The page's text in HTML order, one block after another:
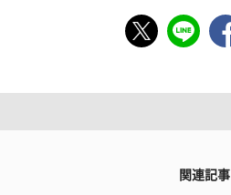
関連記事